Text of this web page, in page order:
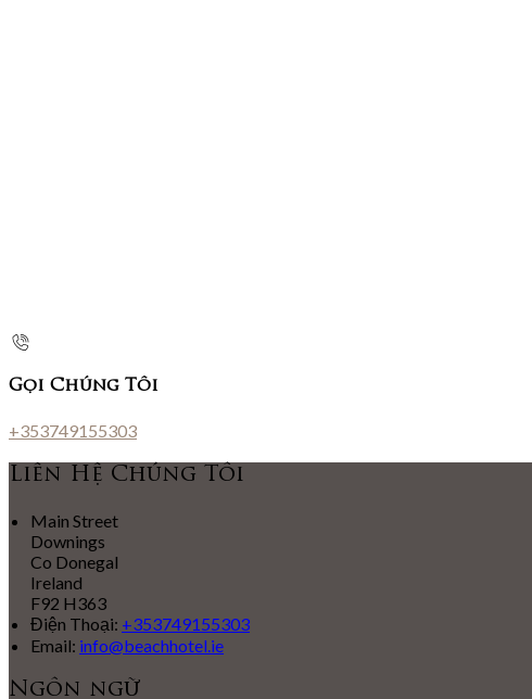
Gọi Chúng Tôi
+353749155303
Liên Hệ Chúng Tôi
Main Street
Downings
Co Donegal
Ireland
F92 H363
Điện Thoại: +353749155303
Email: info@beachhotel.ie
Ngôn ngữ